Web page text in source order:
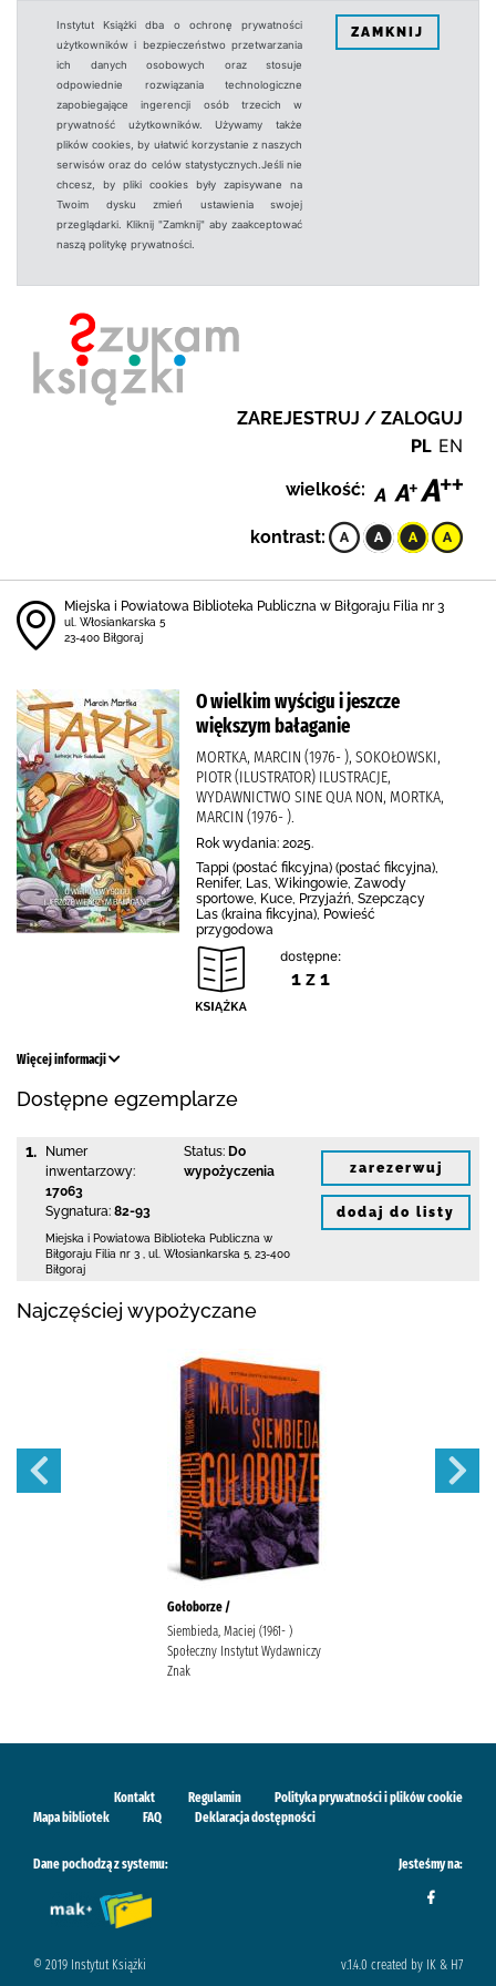
Instytut Książki dba o ochronę prywatności
użytkowników i bezpieczeństwo przetwarzania
ich danych osobowych oraz stosuje
odpowiednie rozwiązania technologiczne
zapobiegające ingerencji osób trzecich w
prywatność użytkowników. Używamy także
plików cookies, by ułatwić korzystanie z naszych
serwisów oraz do celów statystycznych.Jeśli nie
chcesz, by pliki cookies były zapisywane na
Twoim dysku zmień ustawienia swojej
przeglądarki. Kliknij "Zamknij" aby zaakceptować
naszą politykę prywatności.
ZAMKNIJ
ZAREJESTRUJ / ZALOGUJ
PL EN
wielkość:
kontrast:
Miejska i Powiatowa Biblioteka Publiczna w Biłgoraju Filia nr 3
ul. Włosiankarska 5
23-400 Biłgoraj
O wielkim wyścigu i jeszcze
większym bałaganie
MORTKA, MARCIN (1976- ), SOKOŁOWSKI,
PIOTR (ILUSTRATOR) ILUSTRACJE,
WYDAWNICTWO SINE QUA NON, MORTKA,
MARCIN (1976- ).
Rok wydania: 2025.
Tappi (postać fikcyjna) (postać fikcyjna),
Renifer, Las, Wikingowie, Zawody
sportowe, Kuce, Przyjaźń, Szepczący
Las (kraina fikcyjna), Powieść
przygodowa
dostępne:
1 z 1
Więcej informacji
Dostępne egzemplarze
1.
Numer
inwentarzowy:
17063
Sygnatura: 82-93
Status: Do
wypożyczenia
Miejska i Powiatowa Biblioteka Publiczna w
Biłgoraju Filia nr 3
ul. Włosiankarska 5 23-400
Biłgoraj
zarezerwuj
dodaj do listy
Najczęściej wypożyczane
Gołoborze /
Siembieda, Maciej (1961- )
Społeczny Instytut Wydawniczy
Znak
Kontakt Regulamin
Polityka prywatności i plików cookie
Mapa bibliotek
FAQ Deklaracja dostępności
Dane pochodzą z systemu: Jesteśmy na:
© 2019 Instytut Książki v.1.4.0 created by IK & H7